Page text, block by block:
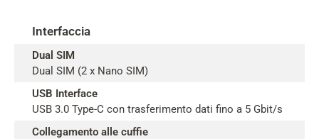
Interfaccia
Dual SIM
Dual SIM (2 x Nano SIM)
USB Interface
USB 3.0 Type-C con trasferimento dati fino a 5 Gbit/s
Collegamento alle cuffie